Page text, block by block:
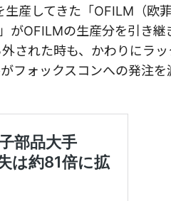
産してきた「OFILM（欧
がOFILMの生産分を引き
された時も、かわりにラ
フォックスコンへの発注